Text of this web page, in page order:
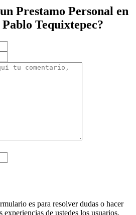
Prestamo Personal en
Tequixtepec?
es para resolver dudas o hacer
experiencias de ustedes los usuarios.